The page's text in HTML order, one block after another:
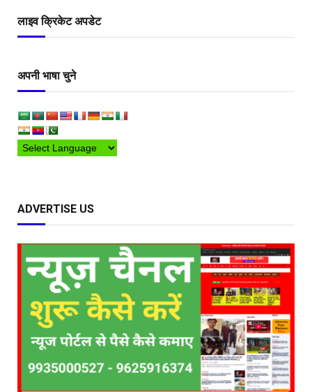
लाइव क्रिकेट अपडेट
अपनी भाषा चुने
ADVERTISE US